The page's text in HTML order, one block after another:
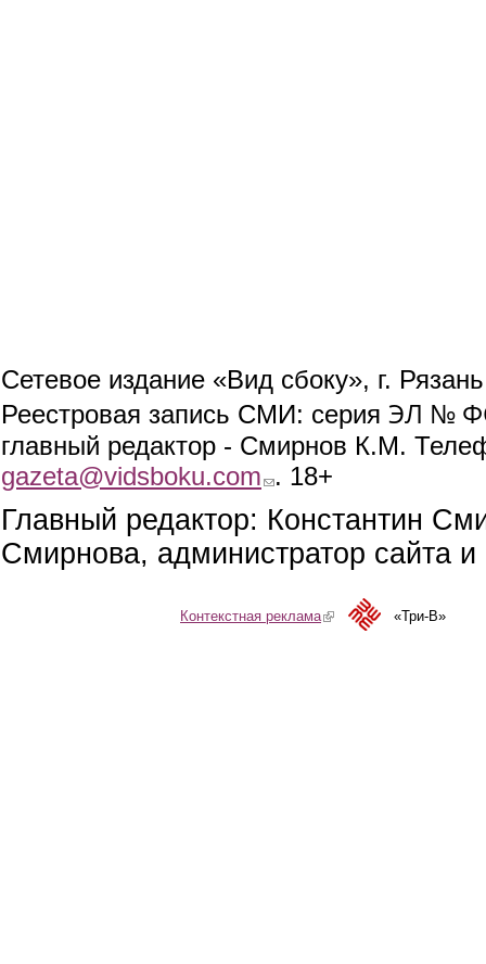
Сетевое издание «Вид сбоку», г.
Реестровая запись СМИ: серия ЭЛ №
главный редактор - Смирнов К.М.
gazeta@vidsboku.com (link sends e-mail)
. 18+
Главный редактор: Константин
Смирнова, администратор сайта
Контекстная реклама(link is external)«Три-В»